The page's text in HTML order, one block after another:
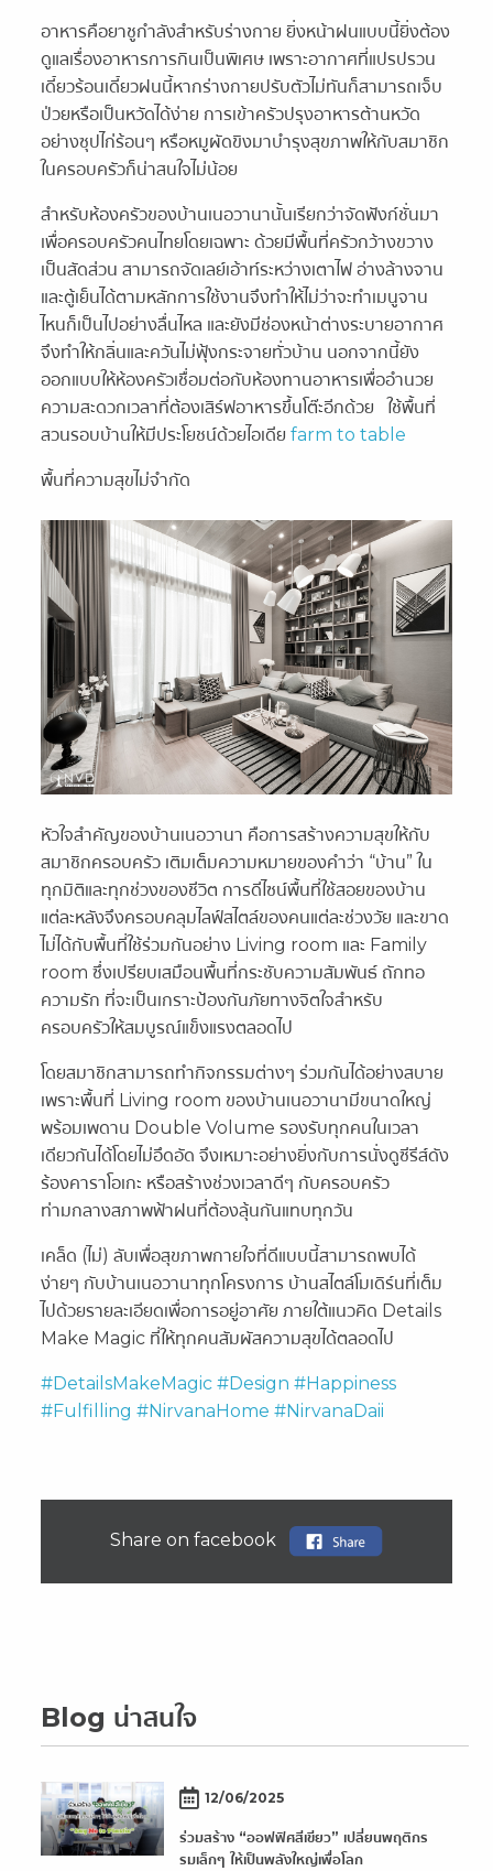
อาหารคือยาชูกำลังสำหรับร่างกาย ยิ่งหน้าฝนแบบนี้ยิ่งต้อง
ดูแลเรื่องอาหารการกินเป็นพิเศษ เพราะอากาศที่แปรปรวน
เดี๋ยวร้อนเดี๋ยวฝนนี้หากร่างกายปรับตัวไม่ทันก็สามารถเจ็บ
ป่วยหรือเป็นหวัดได้ง่าย การเข้าครัวปรุงอาหารต้านหวัด
อย่างซุปไก่ร้อนๆ หรือหมูผัดขิงมาบำรุงสุขภาพให้กับสมาชิก
ในครอบครัวก็น่าสนใจไม่น้อย
สำหรับห้องครัวของบ้านเนอวานานั้นเรียกว่าจัดฟังก์ชั่นมา
เพื่อครอบครัวคนไทยโดยเฉพาะ ด้วยมีพื้นที่ครัวกว้างขวาง
เป็นสัดส่วน สามารถจัดเลย์เอ้าท์ระหว่างเตาไฟ อ่างล้างจาน
และตู้เย็นได้ตามหลักการใช้งานจึงทำให้ไม่ว่าจะทำเมนูจาน
ไหนก็เป็นไปอย่างลื่นไหล และยังมีช่องหน้าต่างระบายอากาศ
จึงทำให้กลิ่นและควันไม่ฟุ้งกระจายทั่วบ้าน นอกจากนี้ยัง
ออกแบบให้ห้องครัวเชื่อมต่อกับห้องทานอาหารเพื่ออำนวย
ความสะดวกเวลาที่ต้องเสิร์ฟอาหารขึ้นโต๊ะอีกด้วย ใช้พื้นที่
สวนรอบบ้านให้มีประโยชน์ด้วยไอเดีย farm to table
พื้นที่ความสุขไม่จำกัด
หัวใจสำคัญของบ้านเนอวานา คือการสร้างความสุขให้กับ
สมาชิกครอบครัว เติมเต็มความหมายของคำว่า “บ้าน” ใน
ทุกมิติและทุกช่วงของชีวิต การดีไซน์พื้นที่ใช้สอยของบ้าน
แต่ละหลังจึงครอบคลุมไลฟ์สไตล์ของคนแต่ละช่วงวัย และขาด
ไม่ได้กับพื้นที่ใช้ร่วมกันอย่าง Living room และ Family
room ซึ่งเปรียบเสมือนพื้นที่กระชับความสัมพันธ์ ถักทอ
ความรัก ที่จะเป็นเกราะป้องกันภัยทางจิตใจสำหรับ
ครอบครัวให้สมบูรณ์แข็งแรงตลอดไป
โดยสมาชิกสามารถทำกิจกรรมต่างๆ ร่วมกันได้อย่างสบาย
เพราะพื้นที่ Living room ของบ้านเนอวานามีขนาดใหญ่
พร้อมเพดาน Double Volume รองรับทุกคนในเวลา
เดียวกันได้โดยไม่อึดอัด จึงเหมาะอย่างยิ่งกับการนั่งดูซีรีส์ดัง
ร้องคาราโอเกะ หรือสร้างช่วงเวลาดีๆ กับครอบครัว
ท่ามกลางสภาพฟ้าฝนที่ต้องลุ้นกันแทบทุกวัน
เคล็ด (ไม่) ลับเพื่อสุขภาพกายใจที่ดีแบบนี้สามารถพบได้
ง่ายๆ กับบ้านเนอวานาทุกโครงการ บ้านสไตล์โมเดิร์นที่เต็ม
ไปด้วยรายละเอียดเพื่อการอยู่อาศัย ภายใต้แนวคิด Details
Make Magic ที่ให้ทุกคนสัมผัสความสุขได้ตลอดไป
#DetailsMakeMagic #Design #Happiness
#Fulfilling #NirvanaHome #NirvanaDaii
Share on facebook
Blog น่าสนใจ
12/06/2025
ร่วมสร้าง “ออฟฟิศสีเขียว” เปลี่ยนพฤติกร
รมเล็กๆ ให้เป็นพลังใหญ่เพื่อโลก